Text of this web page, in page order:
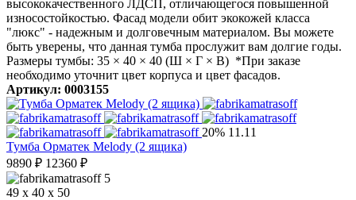
высококачественного ЛДСП, отличающегося повышенной
износостойкостью. Фасад модели обит экокожей класса
"люкс" - надежным и долговечным материалом. Вы можете
быть уверены, что данная тумба прослужит вам долгие годы.
Размеры тумбы: 35 × 40 × 40 (Ш × Г × В) *При заказе
необходимо уточнит цвет корпуса и цвет фасадов.
Артикул: 0003155
20% 11.11
Тумба Орматек Melody (2 ящика)
9890 ₽ 12360 ₽
5
49 x 40 x 50